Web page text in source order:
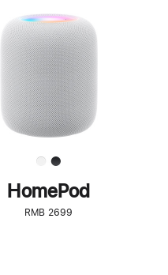
步
了
解
HomePod<
HomePod
RMB 2699